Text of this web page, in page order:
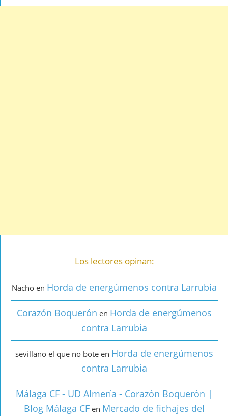
Los lectores opinan:
Nacho en Horda de energúmenos contra Larrubia
Corazón Boquerón en Horda de energúmenos
contra Larrubia
sevillano el que no bote en Horda de energúmenos
contra Larrubia
Málaga CF - UD Almería - Corazón Boquerón |
Blog Málaga CF en Mercado de fichajes del